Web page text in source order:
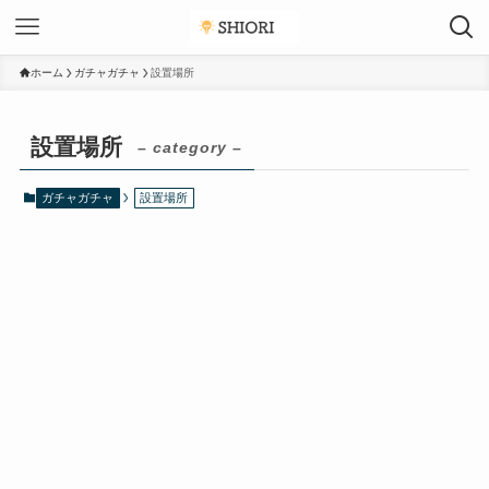
ホーム ガチャガチャ 設置場所
設置場所 – category –
ガチャガチャ 設置場所